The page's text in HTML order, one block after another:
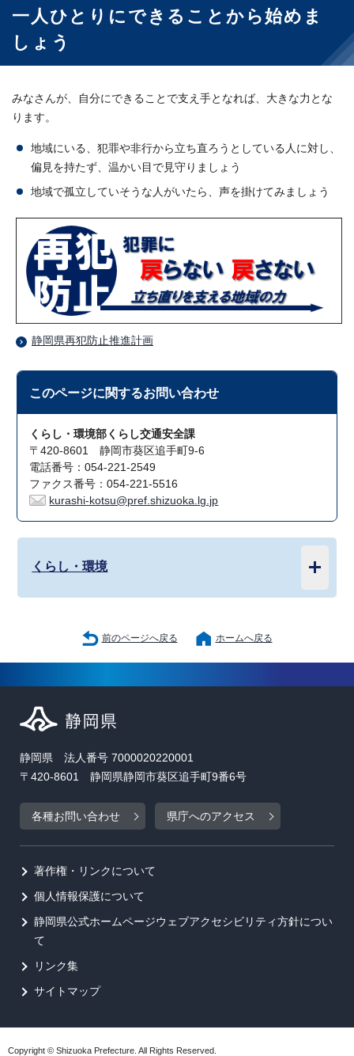
一人ひとりにできることから始めま
しょう
みなさんが、自分にできることで支え手となれば、大きな力とな
ります。
地域にいる、犯罪や非行から立ち直ろうとしている人に対し、
偏見を持たず、温かい目で見守りましょう
地域で孤立していそうな人がいたら、声を掛けてみましょう
静岡県再犯防止推進計画
このページに関するお問い合わせ
くらし・環境部くらし交通安全課
〒420-8601 静岡市葵区追手町9-6
電話番号：054-221-2549
ファクス番号：054-221-5516
kurashi-kotsu@pref.shizuoka.lg.jp
くらし・環境
前のページへ戻る ホームへ戻る
静岡県 法人番号 7000020220001
〒420-8601 静岡県静岡市葵区追手町9番6号
各種お問い合わせ 県庁へのアクセス
著作権・リンクについて
個人情報保護について
静岡県公式ホームページウェブアクセシビリティ方針につい
て
リンク集
サイトマップ
Copyright © Shizuoka Prefecture. All Rights Reserved.